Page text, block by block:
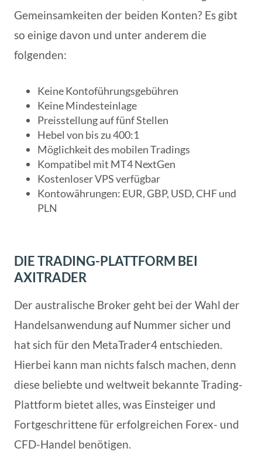
Gemeinsamkeiten der beiden Konten? Es gibt
so einige davon und unter anderem die
folgenden:
Keine Kontoführungsgebühren
Keine Mindesteinlage
Preisstellung auf fünf Stellen
Hebel von bis zu 400:1
Möglichkeit des mobilen Tradings
Kompatibel mit MT4 NextGen
Kostenloser VPS verfügbar
Kontowährungen: EUR, GBP, USD, CHF und
PLN
DIE TRADING-PLATTFORM BEI
AXITRADER
Der australische Broker geht bei der Wahl der
Handelsanwendung auf Nummer sicher und
hat sich für den MetaTrader4 entschieden.
Hierbei kann man nichts falsch machen, denn
diese beliebte und weltweit bekannte Trading-
Plattform bietet alles, was Einsteiger und
Fortgeschrittene für erfolgreichen Forex- und
CFD-Handel benötigen.